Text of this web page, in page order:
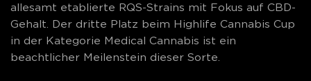
allesamt etablierte RQS-Strains mit Fokus auf CBD-
Gehalt. Der dritte Platz beim Highlife Cannabis Cup
in der Kategorie Medical Cannabis ist ein
beachtlicher Meilenstein dieser Sorte.